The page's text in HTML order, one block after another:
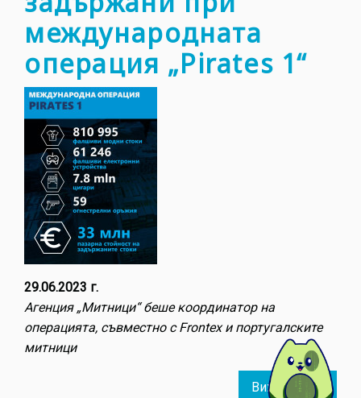
международната
операция „Pirates 1“
29.06.2023 г.
Агенция „Митници“ беше координатор на
операцията, съвместно с Frontex и португалските
митници
Виж повече
about